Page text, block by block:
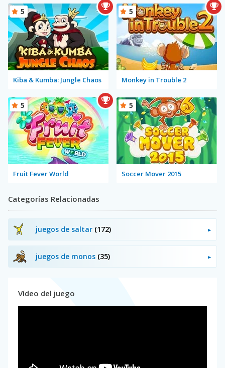
Kiba & Kumba: Jungle Chaos
5
Monkey in Trouble 2
5
Fruit Fever World
5
Soccer Mover 2015
5
Categorías Relacionadas
juegos de saltar (172)
juegos de monos (35)
Vídeo del juego